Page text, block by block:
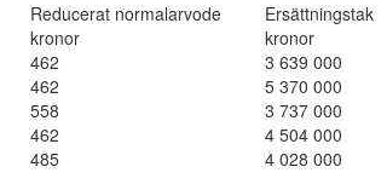
Reducerat normalarvode
kronor
Ersättningstak
kronor
462
3 639 000
462
5 370 000
558
3 737 000
462
4 504 000
485
4 028 000